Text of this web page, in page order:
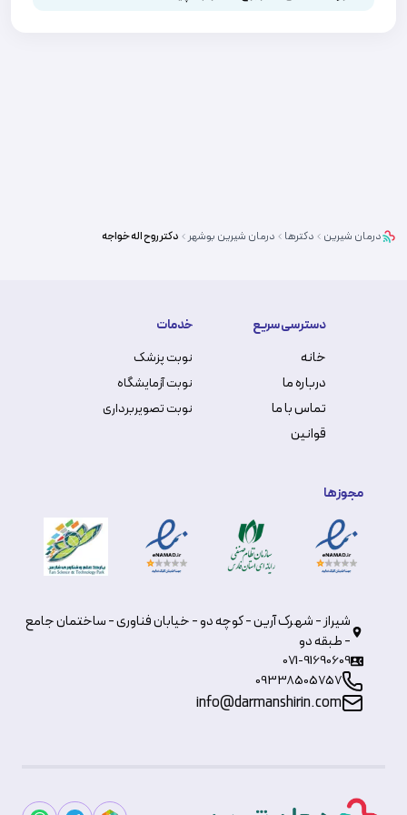
درمان شیرین دکترها درمان شیرین بوشهر دکترروح اله خواجه
دسترسی سریع
خانه
درباره ما
تماس با ما
قوانین
خدمات
نوبت پزشک
نوبت آزمایشگاه
نوبت تصویربرداری
مجوزها
شیراز - شهرک آرین - کوچه دو - خیابان فناوری - ساختمان جامع
- طبقه دو
071-91690609
09338505757
info@darmanshirin.com